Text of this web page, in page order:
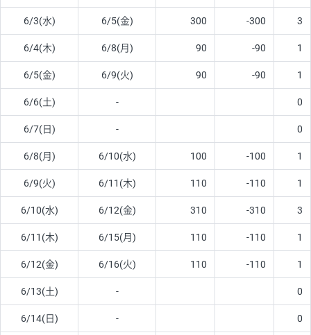
6/3(水) 6/5(金) 300 -300 3
6/4(木) 6/8(月) 90 -90 1
6/5(金) 6/9(火) 90 -90 1
6/6(土) - 0
6/7(日) - 0
6/8(月) 6/10(水) 100 -100 1
6/9(火) 6/11(木) 110 -110 1
6/10(水) 6/12(金) 310 -310 3
6/11(木) 6/15(月) 110 -110 1
6/12(金) 6/16(火) 110 -110 1
6/13(土) - 0
6/14(日) - 0